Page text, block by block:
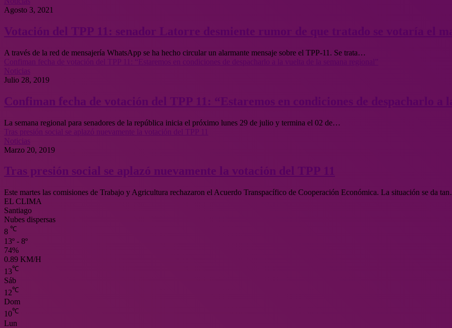
Agosto 3, 2021
Votación del TPP 11: senador Latorre desmiente rumor de que tratado se votaría el
A través de la red de mensajería WhatsApp se ha hecho circular un alarmante mensaje sobre el TPP-11. Se trata…
Confiman fecha de votación del TPP 11: “Estaremos en condiciones de despacharlo a la vuelta de la semana regional”
Noticias
Julio 28, 2019
Confiman fecha de votación del TPP 11: “Estaremos en condiciones de despacharlo a
La semana regional para senadores de la república inicia el próximo lunes 29 de julio y termina el 02 de…
Tras presión social se aplazó nuevamente la votación del TPP 11
Noticias
Marzo 20, 2019
Tras presión social se aplazó nuevamente la votación del TPP 11
Este martes las comisiones de Trabajo y Agricultura rechazaron el Acuerdo Transpacífico de Cooperación Económica. La situación se da
EL CLIMA
Santiago
Nubes dispersas
8 ℃
13º - 8º
74%
0.89 KM/H
13℃
Sáb
12℃
Dom
10℃
Lun